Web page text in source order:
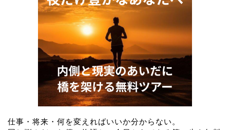
仕事・将来・何を変えればいいか分からない。